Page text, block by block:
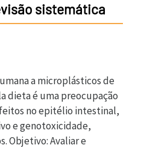
sistemática
a microplásticos de
dieta é uma preocupação
no epitélio intestinal,
e genotoxicidade,
Objetivo: Avaliar e